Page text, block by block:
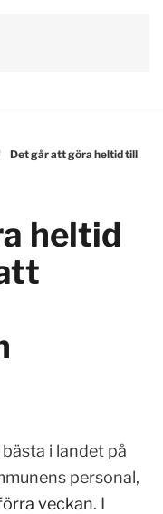
Det går att göra heltid till
heltid
i landet på
personal,
veckan. I